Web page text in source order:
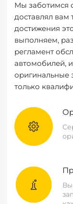
Мы заботимся
доставлял вам
достижения
выполняем,
регламент
автомобилей,
оригинальные
только
Вы